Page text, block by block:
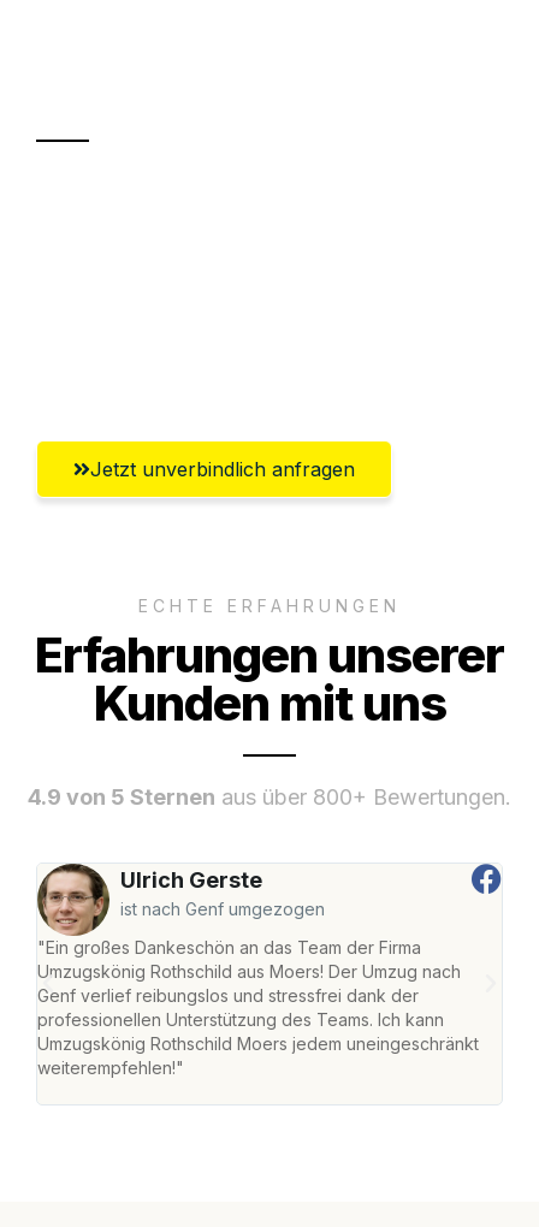
Jetzt unverbindlich anfragen
ECHTE ERFAHRUNGEN
Erfahrungen unserer
Kunden mit uns
4.9 von 5 Sternen aus über 800+ Bewertungen.
Ulrich Gerste
ist nach Genf umgezogen
"Ein großes Dankeschön an das Team der Firma
Umzugskönig Rothschild aus Moers! Der Umzug nach
Genf verlief reibungslos und stressfrei dank der
professionellen Unterstützung des Teams. Ich kann
Umzugskönig Rothschild Moers jedem uneingeschränkt
weiterempfehlen!"